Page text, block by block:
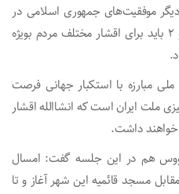
موفقیت‌های جمهوری اسلامی در
انجام عملیات‌های وعده صادق یک و ۲ باید برای اقشار مختلف مردم بویژه
یوم الله ۱۳ آبان روز ملی مبارزه با استکبار جهانی فرصت
ملت ایران است که انشاالله اقشار
داشت.
هم در این جلسه گفت: امسال
آبان ساعت ۹ صبح از مقابل مسجد قائمیه این شهر آغاز و تا